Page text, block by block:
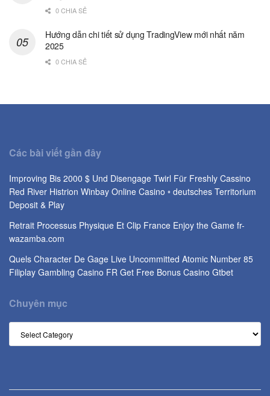
0 CHIA SẺ
Hướng dẫn chi tiết sử dụng TradingView mới nhất năm
2025
0 CHIA SẺ
Các bài viết gần đây
Improving Bis 2000 $ Und Disengage Twirl Für Freshly Cassino
Red River Histrion Winbay Online Casino ◦ deutsches Territorium
Deposit & Play
Retrait Processus Physique Et Clip France Enjoy the Game fr-
wazamba.com
Quels Character De Gage Live Uncommitted Atomic Number 85
Filiplay Gambling Casino FR Get Free Bonus Casino Gtbet
Chuyên mục